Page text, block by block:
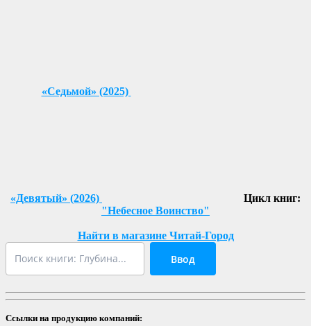
«Седьмой» (2025)
«Девятый» (2026)
Цикл книг:
"Небесное Воинство"
Найти в магазине Читай-Город
Ввод
Ссылки на продукцию компаний: